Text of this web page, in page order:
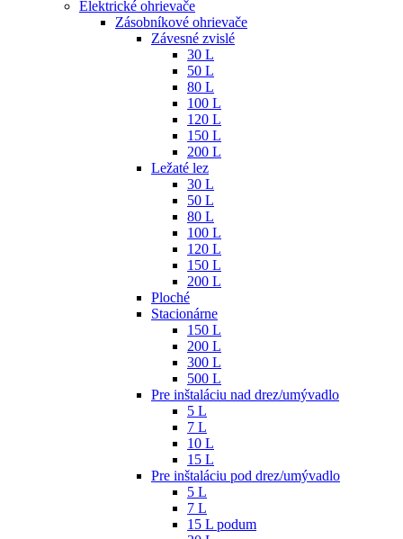
Elektrické ohrievače
Zásobníkové ohrievače
Závesné zvislé
30 L
50 L
80 L
100 L
120 L
150 L
200 L
Ležaté lez
30 L
50 L
80 L
100 L
120 L
150 L
200 L
Ploché
Stacionárne
150 L
200 L
300 L
500 L
Pre inštaláciu nad drez/umývadlo
5 L
7 L
10 L
15 L
Pre inštaláciu pod drez/umývadlo
5 L
7 L
15 L podum